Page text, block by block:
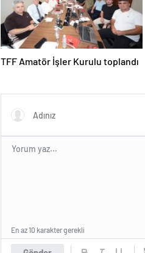
TFF Amatör İşler Kurulu toplandı
En az 10 karakter gerekli